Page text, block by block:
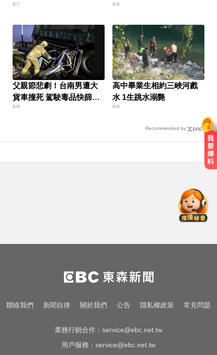
8/7
轉
8/6
父親節悲劇！台南男遭大
貨車撞死 駕駛毒品快篩陽
性遭送辦
8/9
高中畢業生相約三峽河戲
水 1生跳水溺斃
8/8
Recommended by
親密照瘋傳 他高調示愛
明天會放颱風假嗎？8縣市達「停班
課標準」
快訊／台北強風驟雨「沒放颱風
聯絡我們 新聞自律 關於我們 公告 隱私權政策 常見問題
業務行銷合作： service@ebc.net.tw
用戶服務： service@ebc.net.tw